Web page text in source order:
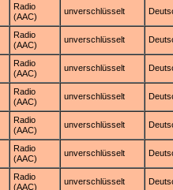
Radio
(AAC)
unverschlüsselt
Radio
(AAC)
unverschlüsselt
Radio
(AAC)
unverschlüsselt
Radio
(AAC)
unverschlüsselt
Radio
(AAC)
unverschlüsselt
Radio
(AAC)
unverschlüsselt
Radio
(AAC)
unverschlüsselt